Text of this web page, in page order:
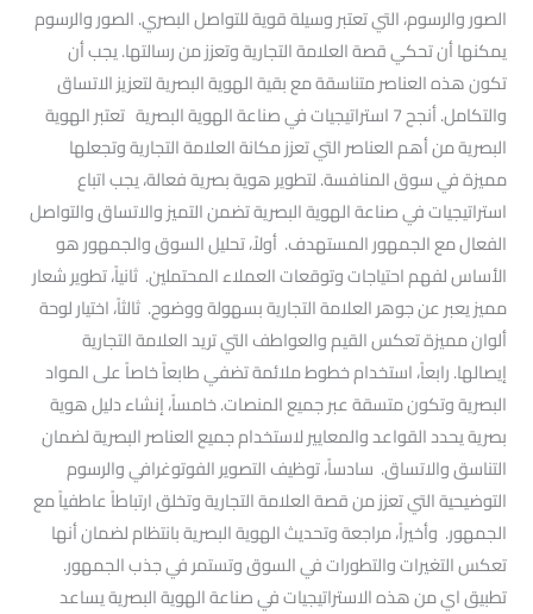
الصور والرسوم، التي تعتبر وسيلة قوية للتواصل البصري. الصور والرسوم
يمكنها أن تحكي قصة العلامة التجارية وتعزز من رسالتها. يجب أن
تكون هذه العناصر متناسقة مع بقية الهوية البصرية لتعزيز الاتساق
والتكامل. أنجح 7 استراتيجيات في صناعة الهوية البصرية تعتبر الهوية
البصرية من أهم العناصر التي تعزز مكانة العلامة التجارية وتجعلها
مميزة في سوق المنافسة. لتطوير هوية بصرية فعالة، يجب اتباع
استراتيجيات في صناعة الهوية البصرية تضمن التميز والاتساق والتواصل
الفعال مع الجمهور المستهدف. أولاً، تحليل السوق والجمهور هو
الأساس لفهم احتياجات وتوقعات العملاء المحتملين. ثانياً، تطوير شعار
مميز يعبر عن جوهر العلامة التجارية بسهولة ووضوح. ثالثاً، اختيار لوحة
ألوان مميزة تعكس القيم والعواطف التي تريد العلامة التجارية
إيصالها. رابعاً، استخدام خطوط ملائمة تضفي طابعاً خاصاً على المواد
البصرية وتكون متسقة عبر جميع المنصات. خامساً، إنشاء دليل هوية
بصرية يحدد القواعد والمعايير لاستخدام جميع العناصر البصرية لضمان
التناسق والاتساق. سادساً، توظيف التصوير الفوتوغرافي والرسوم
التوضيحية التي تعزز من قصة العلامة التجارية وتخلق ارتباطاً عاطفياً مع
الجمهور. وأخيراً، مراجعة وتحديث الهوية البصرية بانتظام لضمان أنها
تعكس التغيرات والتطورات في السوق وتستمر في جذب الجمهور.
تطبيق اي من هذه الاستراتيجيات في صناعة الهوية البصرية يساعد